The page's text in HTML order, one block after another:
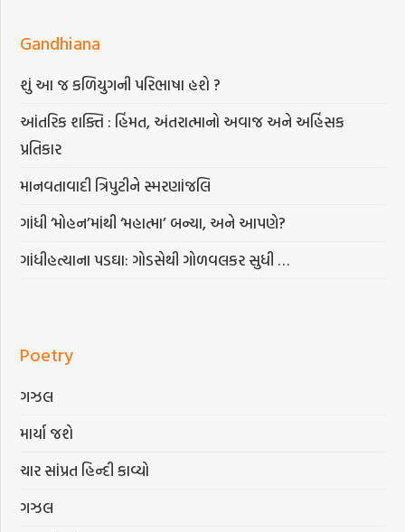
Gandhiana
શું આ જ કળિયુગની પરિભાષા હશે ?
આંતરિક શક્તિ : હિંમત, અંતરાત્માનો અવાજ અને અહિંસક
પ્રતિકાર
માનવતાવાદી ત્રિપુટીને સ્મરણાંજલિ
ગાંધી ‘મોહન’માંથી ‘મહાત્મા’ બન્યા, અને આપણે?
ગાંધીહત્યાના પડઘા: ગોડસેથી ગોળવલકર સુધી …
Poetry
ગઝલ
માર્યા જશે
ચાર સાંપ્રત હિન્દી કાવ્યો
ગઝલ